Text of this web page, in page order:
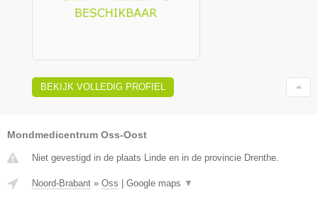
BEKIJK VOLLEDIG PROFIEL
Mondmedicentrum Oss-Oost
Niet gevestigd in de plaats Linde en in de provincie Drenthe.
Noord-Brabant » Oss Google maps ▼